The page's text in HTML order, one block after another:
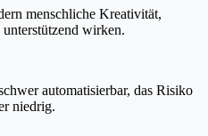
menschliche Kreativität,
wirken.
automatisierbar, das Risiko
niedrig.